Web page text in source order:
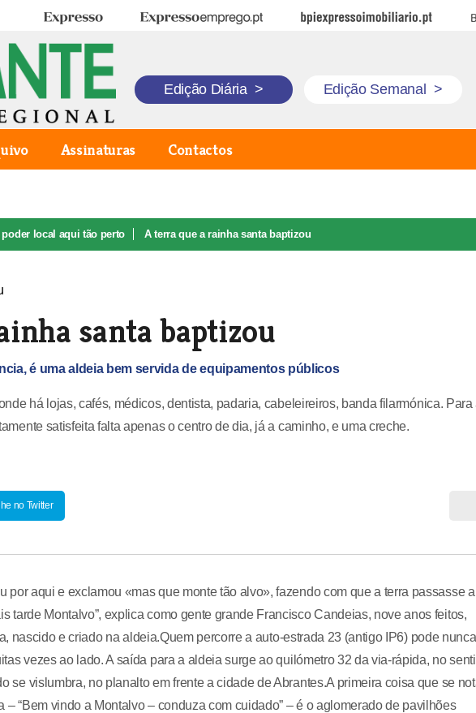
Expresso Expresso Emprego BPI Expresso Imobiliário
Edição Diária > Edição Semanal >
Assinaturas Contactos
poder local aqui tão perto A terra que a rainha santa baptizou
santa baptizou
é uma aldeia bem servida de equipamentos públicos
há lojas, cafés, médicos, dentista, padaria, cabeleireiros, banda filarmónica. Para
satisfeita falta apenas o centro de dia, já a caminho, e uma creche.
no Twitter
por aqui e exclamou «mas que monte tão alvo», fazendo com que a terra passasse
tarde Montalvo”, explica como gente grande Francisco Candeias, nove anos feitos,
nascido e criado na aldeia.Quem percorre a auto-estrada 23 (antigo IP6) pode nunca
vezes ao lado. A saída para a aldeia surge ao quilómetro 32 da via-rápida, no
se vislumbra, no planalto em frente a cidade de Abrantes.A primeira coisa que se
– “Bem vindo a Montalvo – conduza com cuidado” – é o aglomerado de pavilhões